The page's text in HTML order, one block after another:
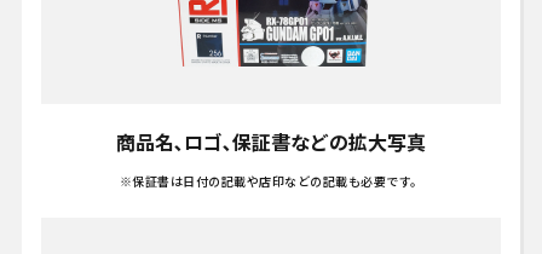
商品名､ロゴ､保証書などの拡大写真
※保証書は日付の記載や店印などの記載も必要です。